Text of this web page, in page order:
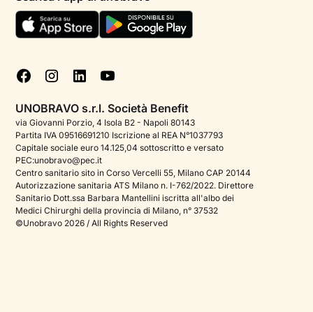
Aiuto urgente
FAQ
Podcast di psicologia
Corporate
Psicologo italiano all'estero
Approfondimenti sulla salute mentale
Sala stampa
Informativa Privacy
Cookie policy
Gestisci cookie
UNOBRAVO s.r.l. Società Benefit
via Giovanni Porzio, 4 Isola B2 - Napoli 80143
Partita IVA 09516691210 Iscrizione al REA N°1037793
Capitale sociale euro 14.125,04 sottoscritto e versato
PEC:unobravo@pec.it
Centro sanitario sito in Corso Vercelli 55, Milano CAP 20144
Autorizzazione sanitaria ATS Milano n. I-762/2022. Direttore
Sanitario Dott.ssa Barbara Mantellini iscritta all'albo dei
Medici Chirurghi della provincia di Milano, n° 37532
©Unobravo 2026 / All Rights Reserved